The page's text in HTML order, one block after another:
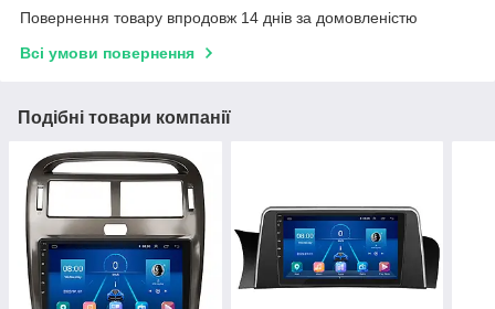
Повернення товару впродовж 14 днів за домовленістю
Всі умови повернення
Подібні товари компанії